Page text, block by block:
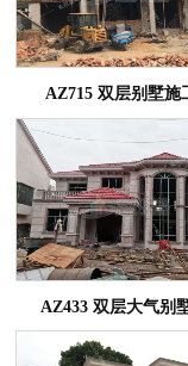
AZ715 双层别墅施
AZ433 双层大气别